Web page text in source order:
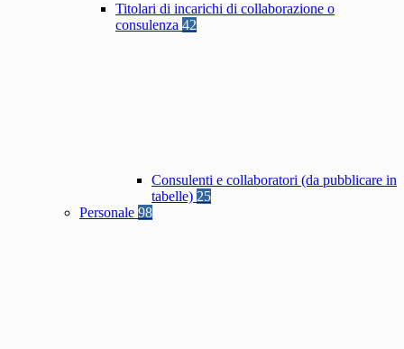
Titolari di incarichi di collaborazione o
consulenza 42
Consulenti e collaboratori (da pubblicare in
tabelle) 25
Personale 98